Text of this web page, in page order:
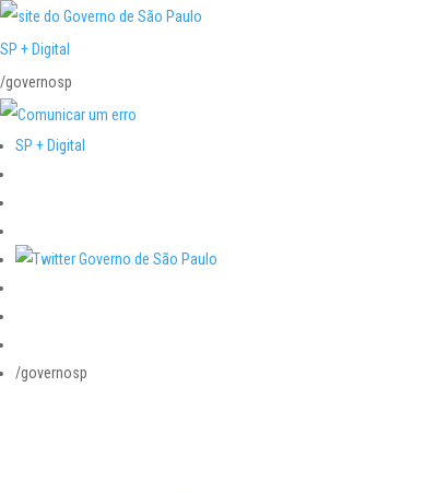
SP + Digital
/governosp
SP + Digital
/governosp